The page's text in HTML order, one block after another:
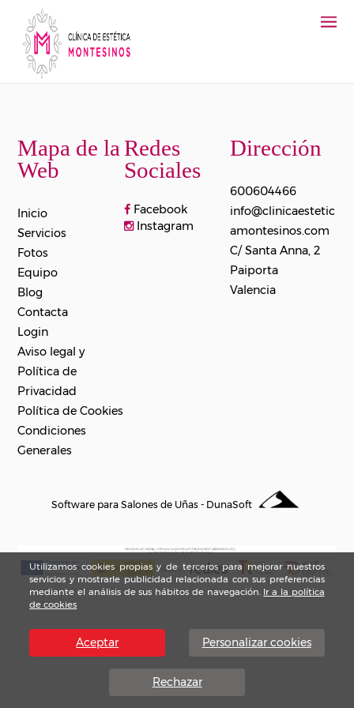
Mapa de la
Web
Inicio
Servicios
Fotos
Equipo
Blog
Contacta
Login
Aviso legal y
Política de
Privacidad
Política de Cookies
Condiciones
Generales
Redes
Sociales
Facebook
Instagram
Dirección
600604466
info@clinicaestetic
amontesinos.com
C/ Santa Anna, 2
Paiporta
Valencia
Software para Salones de Uñas - DunaSoft
Utilizamos cookies propias y de terceros para mejorar nuestros
servicios y mostrarle publicidad relacionada con sus preferencias
mediante el análisis de sus hábitos de navegación. Ir a la política
de cookies
Aceptar Personalizar cookies
Rechazar